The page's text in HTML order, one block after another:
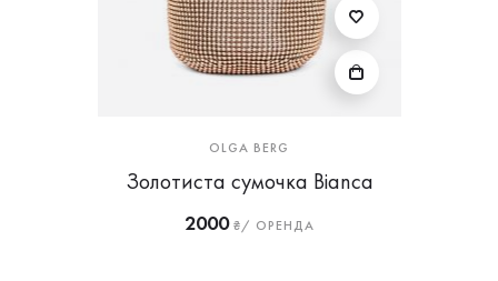
OLGA BERG
Золотиста сумочка Bianca
2000₴/ ОРЕНДА